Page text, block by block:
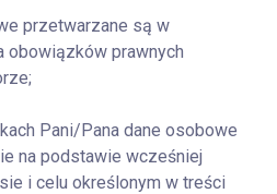
przetwarzane są w
obowiązków prawnych
Pani/Pana dane osobowe
na podstawie wcześniej
i celu określonym w treści